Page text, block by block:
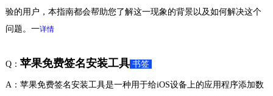
验的用户，本指南都会帮助您了解这一现象的背景以及如何解决这个
问题。一详情
Q： 苹果免费签名安装工具 书签
A：苹果免费签名安装工具是一种用于给iOS设备上的应用程序添加数